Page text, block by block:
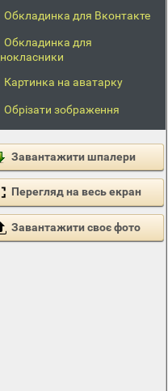
Обкладинка для Вконтакте
Обкладинка для
Картинка на аватарку
Обрізати зображення
Завантажити шпалери
Перегляд на весь екран
Завантажити своє фото